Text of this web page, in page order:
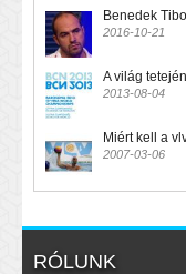
Benedek
2016-10-21
A világ tetején
2013-08-04
Miért kell a
2007-03-06
RÓLUNK